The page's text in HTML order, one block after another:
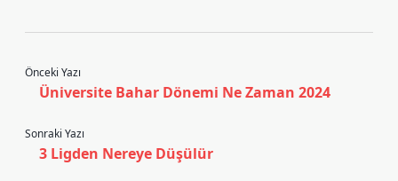
Önceki Yazı
Üniversite Bahar Dönemi Ne Zaman 2024
Sonraki Yazı
3 Ligden Nereye Düşülür